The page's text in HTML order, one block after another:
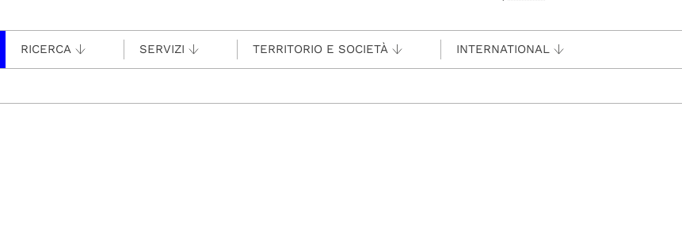
RICERCA SERVIZI TERRITORIO E SOCIETÀ INTERNATIONAL